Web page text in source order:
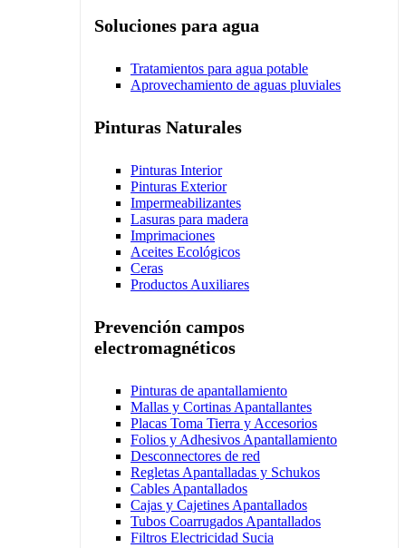
Soluciones para agua
Tratamientos para agua potable
Aprovechamiento de aguas pluviales
Pinturas Naturales
Pinturas Interior
Pinturas Exterior
Impermeabilizantes
Lasuras para madera
Imprimaciones
Aceites Ecológicos
Ceras
Productos Auxiliares
Prevención campos
electromagnéticos
Pinturas de apantallamiento
Mallas y Cortinas Apantallantes
Placas Toma Tierra y Accesorios
Folios y Adhesivos Apantallamiento
Desconnectores de red
Regletas Apantalladas y Schukos
Cables Apantallados
Cajas y Cajetines Apantallados
Tubos Coarrugados Apantallados
Filtros Electricidad Sucia